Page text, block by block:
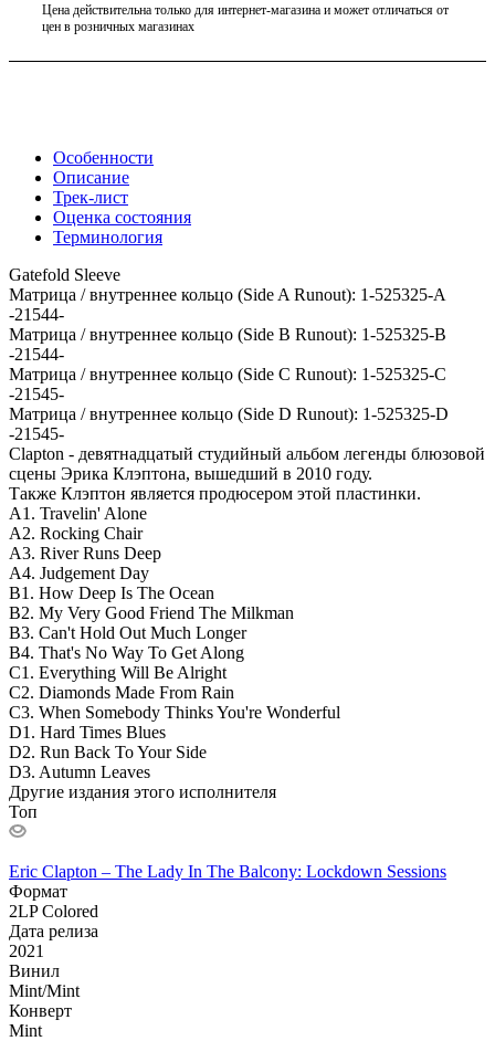
Цена действительна только для интернет-магазина и может отличаться от
цен в розничных магазинах
Особенности
Описание
Трек-лист
Оценка состояния
Терминология
Gatefold Sleeve
Матрица / внутреннее кольцо (Side A Runout): 1-525325-A
-21544-
Матрица / внутреннее кольцо (Side B Runout): 1-525325-B
-21544-
Матрица / внутреннее кольцо (Side C Runout): 1-525325-C
-21545-
Матрица / внутреннее кольцо (Side D Runout): 1-525325-D
-21545-
Clapton - девятнадцатый студийный альбом легенды блюзовой
сцены Эрика Клэптона, вышедший в 2010 году.
Также Клэптон является продюсером этой пластинки.
A1. Travelin' Alone
A2. Rocking Chair
A3. River Runs Deep
A4. Judgement Day
B1. How Deep Is The Ocean
B2. My Very Good Friend The Milkman
B3. Can't Hold Out Much Longer
B4. That's No Way To Get Along
C1. Everything Will Be Alright
C2. Diamonds Made From Rain
C3. When Somebody Thinks You're Wonderful
D1. Hard Times Blues
D2. Run Back To Your Side
D3. Autumn Leaves
Другие издания этого исполнителя
Топ
Eric Clapton – The Lady In The Balcony: Lockdown Sessions
Формат
2LP Colored
Дата релиза
2021
Винил
Mint/Mint
Конверт
Mint